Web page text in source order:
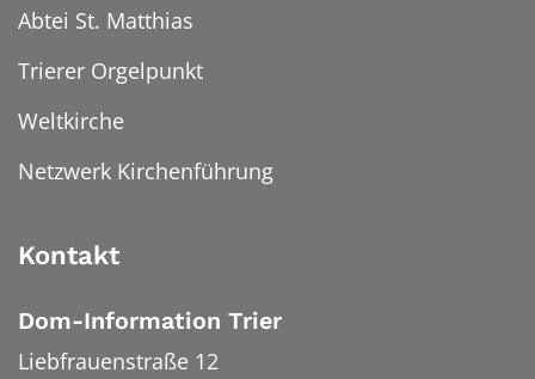
Abtei St. Matthias
Trierer Orgelpunkt
Weltkirche
Netzwerk Kirchenführung
Kontakt
Dom-Information Trier
Liebfrauenstraße 12